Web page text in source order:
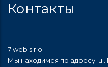
Контакты
7 web s.r.o.
Мы находимся по адресу: ul.